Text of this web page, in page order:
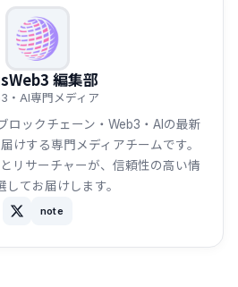
編集部
・AI専門メディア
ロックチェーン・Web3・AIの最新
けする専門メディアチームです。
リサーチャーが、信頼性の高い情
してお届けします。
note